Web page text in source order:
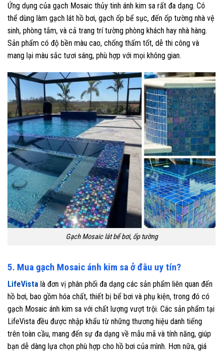
Ứng dụng của gạch Mosaic thủy tinh ánh kim sa rất đa dạng. Có
thể dùng làm gạch lát hồ bơi, gạch ốp bể sục, đến ốp tường nhà vệ
sinh, phòng tắm, và cả trang trí tường phòng khách hay nhà hàng.
Sản phẩm có độ bền màu cao, chống thấm tốt, dễ thi công và
mang lại màu sắc tươi sáng, phù hợp với mọi không gian.
Gạch Mosaic lát bể bơi, ốp tường
5. Mua gạch Mosaic ánh kim sa ở đâu uy tín?
LifeVista là đơn vị phân phối đa dạng các sản phẩm liên quan đến
hồ bơi, bao gồm hóa chất, thiết bị bể bơi và phụ kiện, trong đó có
gạch Mosaic ánh kim sa với chất lượng vượt trội. Các sản phẩm tại
LifeVista đều được nhập khẩu từ những thương hiệu danh tiếng
trên toàn cầu, mang đến sự đa dạng về mẫu mã và tính năng, giúp
bạn dễ dàng lựa chọn phù hợp cho hồ bơi của mình. Hơn nữa, giá